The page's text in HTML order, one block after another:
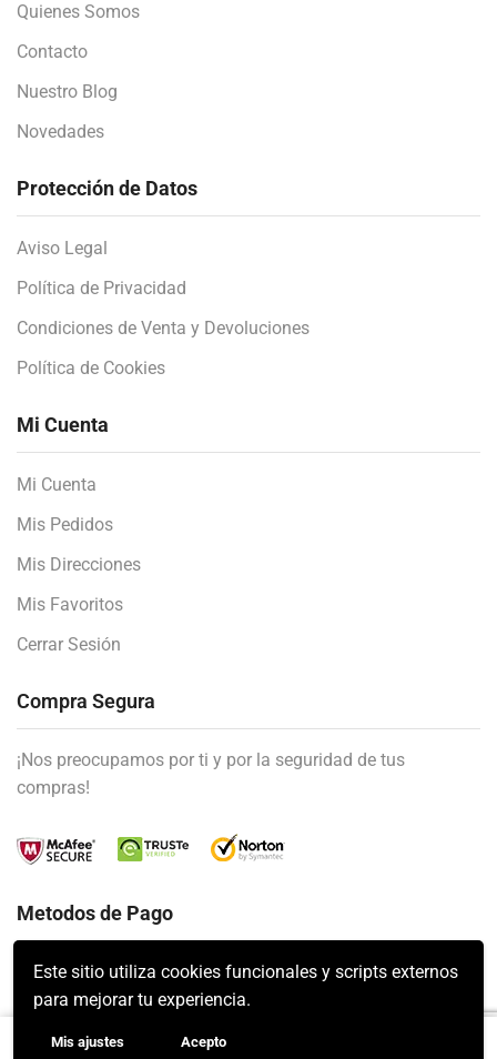
Este sitio utiliza cookies funcionales y scripts externos
para mejorar tu experiencia.
Mis ajustes Acepto
Quienes Somos
Contacto
Nuestro Blog
Novedades
Protección de Datos
Aviso Legal
Política de Privacidad
Condiciones de Venta y Devoluciones
Política de Cookies
Mi Cuenta
Mi Cuenta
Mis Pedidos
Mis Direcciones
Mis Favoritos
Cerrar Sesión
Compra Segura
¡Nos preocupamos por ti y por la seguridad de tus
compras!
Metodos de Pago